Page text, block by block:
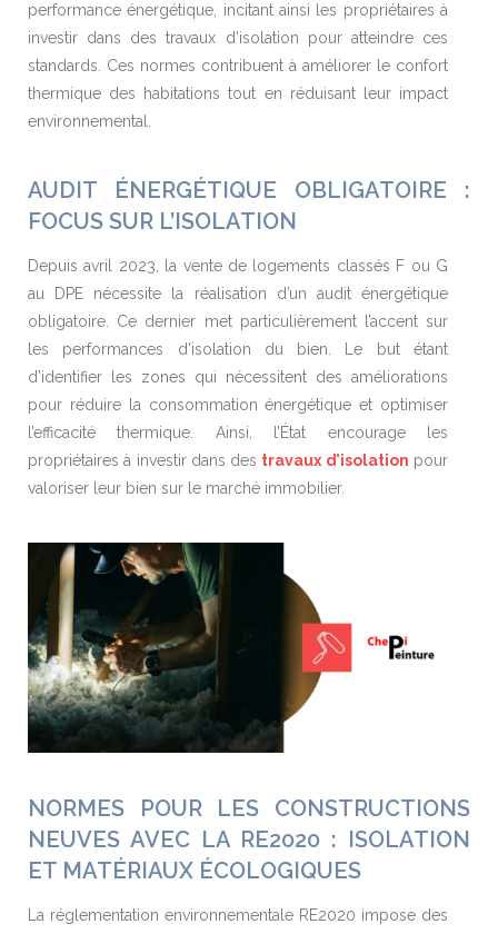
performance énergétique, incitant ainsi les propriétaires à
investir dans des travaux d’isolation pour atteindre ces
standards. Ces normes contribuent à améliorer le confort
thermique des habitations tout en réduisant leur impact
environnemental.
AUDIT ÉNERGÉTIQUE OBLIGATOIRE :
FOCUS SUR L’ISOLATION
Depuis avril 2023, la vente de logements classés F ou G
au DPE nécessite la réalisation d’un audit énergétique
obligatoire. Ce dernier met particulièrement l’accent sur
les performances d’isolation du bien. Le but étant
d’identifier les zones qui nécessitent des améliorations
pour réduire la consommation énergétique et optimiser
l’efficacité thermique. Ainsi, l’État encourage les
propriétaires à investir dans des travaux d’isolation pour
valoriser leur bien sur le marché immobilier.
NORMES POUR LES CONSTRUCTIONS
NEUVES AVEC LA RE2020 : ISOLATION
ET MATÉRIAUX ÉCOLOGIQUES
La réglementation environnementale RE2020 impose des